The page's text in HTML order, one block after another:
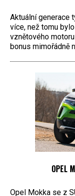
Aktuální generace
více, než tomu
vznětového
bonus mimořádně
OPEL
Opel Mokka se z